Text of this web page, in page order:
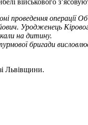
проведення операції
Уродженець
на дитину.
бригади
Львівщини.